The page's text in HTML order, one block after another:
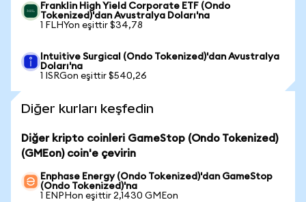
Franklin High Yield Corporate ETF (Ondo
Tokenized)'dan Avustralya Doları'na
1 FLHYon eşittir $34,78
Intuitive Surgical (Ondo Tokenized)'dan Avustralya
Doları'na
1 ISRGon eşittir $540,26
Diğer kurları keşfedin
Diğer kripto coinleri GameStop (Ondo Tokenized)
(GMEon) coin'e çevirin
Enphase Energy (Ondo Tokenized)'dan GameStop
(Ondo Tokenized)'na
1 ENPHon eşittir 2,1430 GMEon